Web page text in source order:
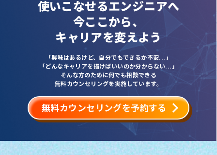
使いこなせるエンジニアへ
今ここから、
キャリアを変えよう
「興味はあるけど、自分でもできるか不安...」
「どんなキャリアを描けばいいのか分からない...」
そんな方のために何でも相談できる
無料カウンセリングを実施しています。
無料カウンセリングを予約する